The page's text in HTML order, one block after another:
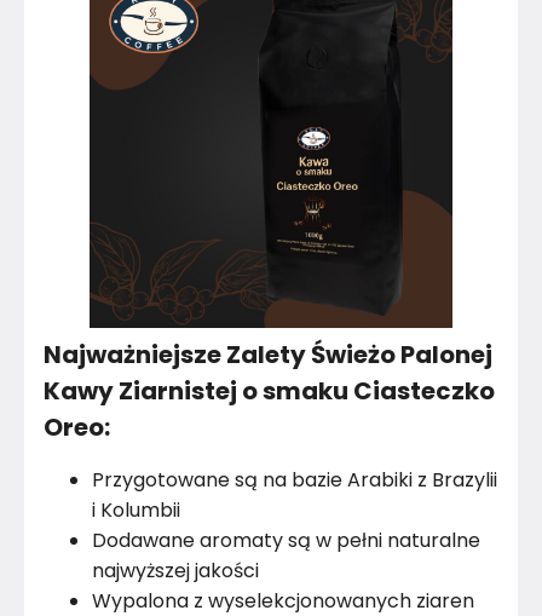
Najważniejsze Zalety Świeżo Palonej
Kawy Ziarnistej o smaku Ciasteczko
Oreo:
Przygotowane są na bazie Arabiki z Brazylii
i Kolumbii
Dodawane aromaty są w pełni naturalne
najwyższej jakości
Wypalona z wyselekcjonowanych ziaren